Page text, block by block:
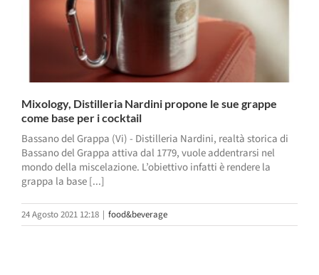
Mixology, Distilleria Nardini propone le sue grappe
come base per i cocktail
Bassano del Grappa (Vi) - Distilleria Nardini, realtà storica di
Bassano del Grappa attiva dal 1779, vuole addentrarsi nel
mondo della miscelazione. L’obiettivo infatti è rendere la
grappa la base [...]
24 Agosto 2021 12:18 | food&beverage